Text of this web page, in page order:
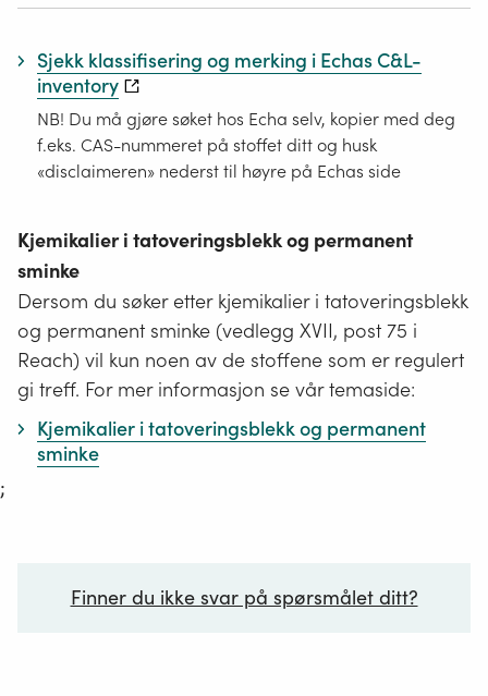
Sjekk klassifisering og merking i Echas C&L-
inventory
NB! Du må gjøre søket hos Echa selv, kopier med deg
f.eks. CAS-nummeret på stoffet ditt og husk
«disclaimeren» nederst til høyre på Echas side
Kjemikalier i tatoveringsblekk og permanent
sminke
Dersom du søker etter kjemikalier i tatoveringsblekk
og permanent sminke (vedlegg XVII, post 75 i
Reach) vil kun noen av de stoffene som er regulert
gi treff. For mer informasjon se vår temaside:
Kjemikalier i tatoveringsblekk og permanent
sminke
;
Finner du ikke svar på spørsmålet ditt?